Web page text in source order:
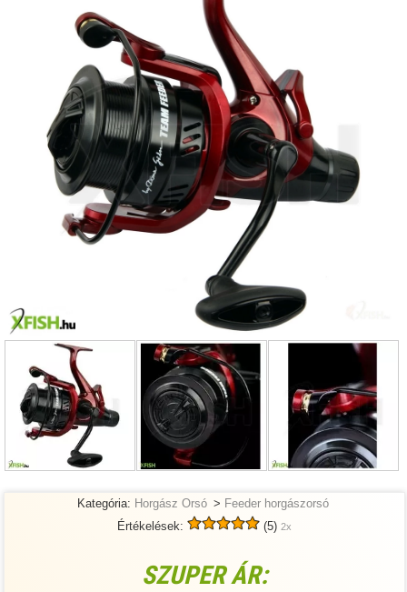
Kategória: Horgász Orsó > Feeder horgászorsó
Értékelések:
(5) 2x
SZUPER ÁR: